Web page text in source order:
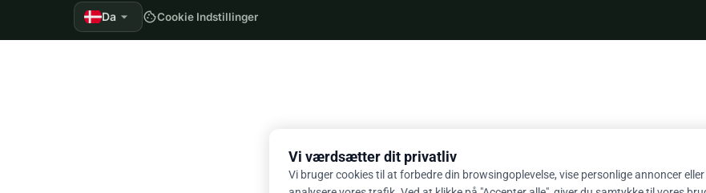
Da arrow_drop_down cookieCookie Indstillinger
Vi værdsætter dit privatliv
Vi bruger cookies til at forbedre din browsingoplevelse, vise personlige annoncer